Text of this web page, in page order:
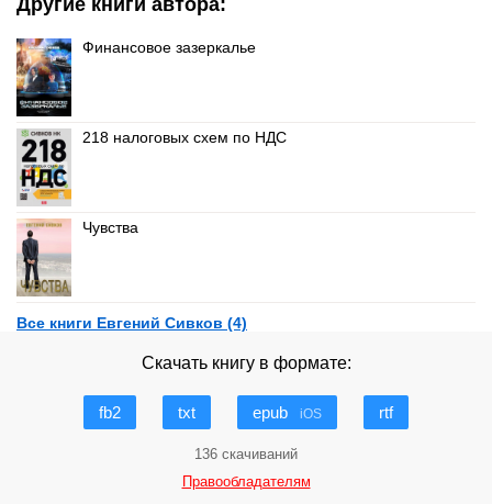
Другие книги автора:
Финансовое зазеркалье
218 налоговых схем по НДС
Чувства
Все книги Евгений Сивков (4)
Скачать книгу в формате:
fb2 txt epub iOS rtf
136 скачиваний
Правообладателям